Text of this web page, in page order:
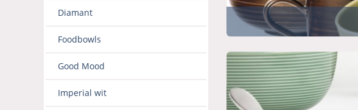
Diamant
Foodbowls
Good Mood
Imperial wit